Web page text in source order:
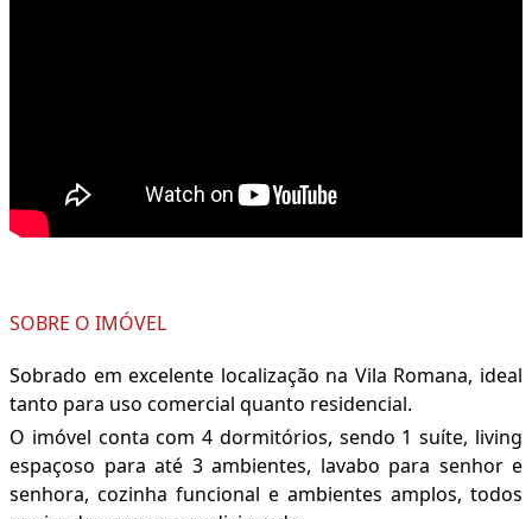
SOBRE O IMÓVEL
Sobrado em excelente localização na Vila Romana, ideal
tanto para uso comercial quanto residencial.
O imóvel conta com 4 dormitórios, sendo 1 suíte, living
espaçoso para até 3 ambientes, lavabo para senhor e
senhora, cozinha funcional e ambientes amplos, todos